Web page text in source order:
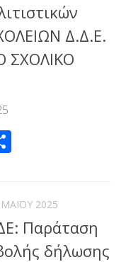
Δ.Δ.Ε.
ΣΧΟΛΙΚΟ
2025
Παράταση
δήλωσης